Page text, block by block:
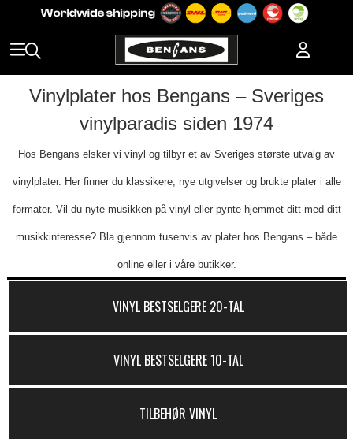
Vinylplater hos Bengans – Sveriges
vinylparadis siden 1974
Hos Bengans elsker vi vinyl og tilbyr et av Sveriges største utvalg av
vinylplater. Her finner du klassikere, nye utgivelser og brukte plater i alle
formater. Vil du nyte musikken på vinyl eller pynte hjemmet ditt med ditt
musikkinteresse? Bla gjennom tusenvis av plater hos Bengans – både
online eller i våre butikker.
VINYL BESTSELGERE 20-TAL
VINYL BESTSELGERE 10-TAL
TILBEHØR VINYL